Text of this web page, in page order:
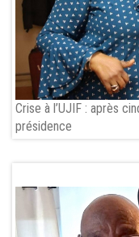
Crise à l’UJIF : après
présidence